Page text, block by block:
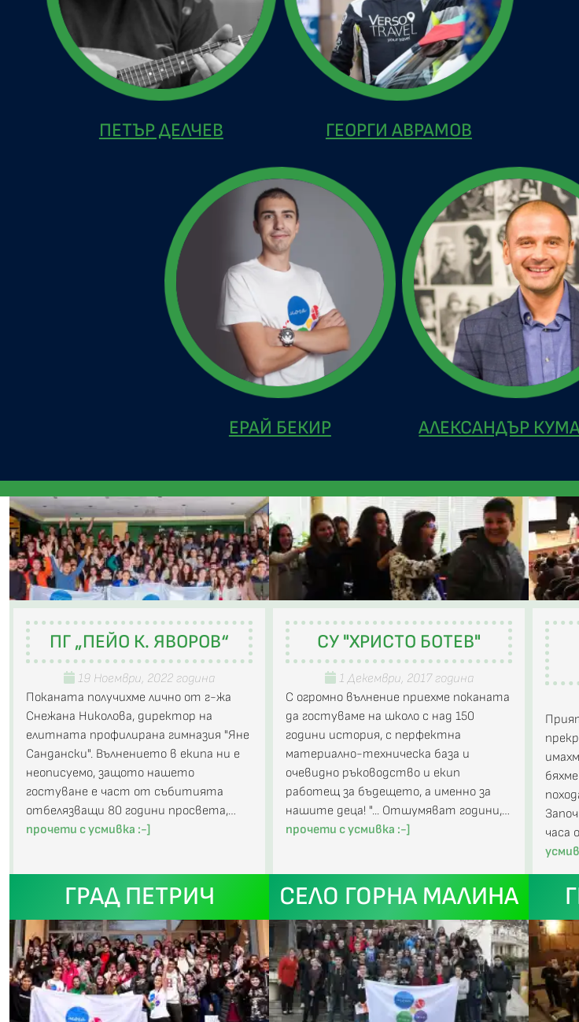
ПЕТЪР ДЕЛЧЕВ ГЕОРГИ АВРАМОВ
ЕРАЙ БЕКИР АЛЕКСАНДЪР
ПГ „ПЕЙО К. ЯВОРОВ“
19 Ноември, 2022 година
Поканата получихме лично от г-жа
Снежана Николова, директор на
елитната профилирана гимназия "Яне
Сандански". Вълнението в екипа ни е
неописуемо, защото нашето
гостуване е част от събитията
отбелязващи 80 години просвета,…
прочети с усмивка :-]
ГРАД ПЕТРИЧ
СУ "ХРИСТО БОТЕВ"
1 Декември, 2017 година
С огромно вълнение приехме поканата
да гостуваме на школо с над 150
години история, с перфектна
материално-техническа база и
очевидно ръководство и екип
работещ за бъдещето, а именно за
нашите деца! "... Отшумяват години,…
прочети с усмивка :-]
СЕЛО ГОРНА МАЛИНА
часа